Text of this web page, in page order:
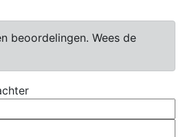
beoordelingen. Wees de